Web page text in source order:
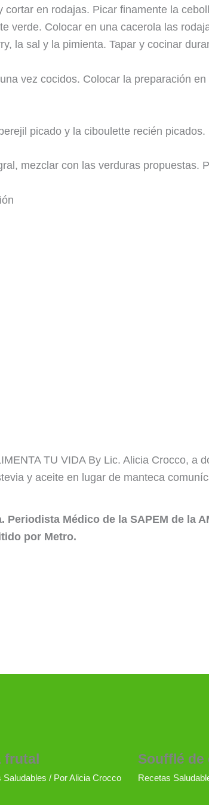
cortar en rodajas. Picar finamente la
verde. Colocar en una cacerola las
la sal y la pimienta. Tapar y cocinar
vez cocidos. Colocar la preparación
picado y la ciboulette recién picados.
mezclar con las verduras propuestas.
TU VIDA By Lic. Alicia Crocco, a
y aceite en lugar de manteca
Médico de la SAPEM de la
por Metro.
frutal
Saludables / PorAlicia Crocco
Soufflé de
Recetas